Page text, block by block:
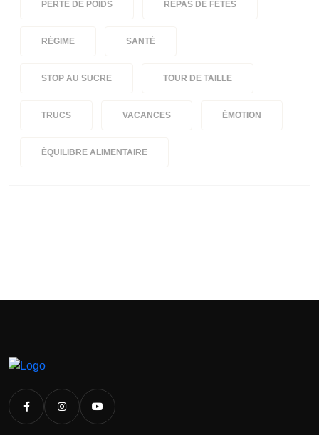
PERTE DE POIDS REPAS DE FÊTES
RÉGIME SANTÉ
STOP AU SUCRE TOUR DE TAILLE
TRUCS VACANCES ÉMOTION
ÉQUILIBRE ALIMENTAIRE